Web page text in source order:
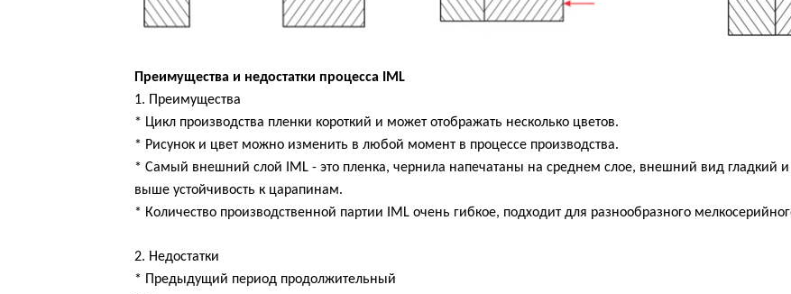
Преимущества и недостатки процесса IML
1. Преимущества
* Цикл производства пленки короткий и может отображать несколько цветов.
* Рисунок и цвет можно изменить в любой момент в процессе производства.
* Самый внешний слой IML - это пленка, чернила напечатаны на среднем слое, внешний вид гладкий
выше устойчивость к царапинам.
* Количество производственной партии IML очень гибкое, подходит для разнообразного
2. Недостатки
* Предыдущий период продолжительный